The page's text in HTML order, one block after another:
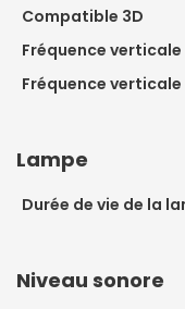
Compatible 3D
Fréquence verticale
Fréquence verticale
Lampe
Durée de vie de la
Niveau sonore